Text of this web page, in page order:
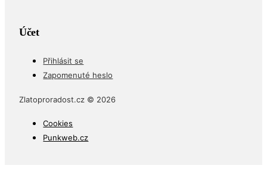
Účet
Přihlásit se
Zapomenuté heslo
Zlatoproradost.cz © 2026
Cookies
Punkweb.cz